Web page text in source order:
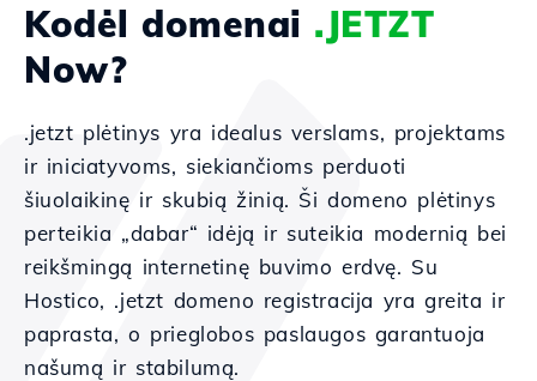
Kodėl domenai .JETZT
Now?
.jetzt plėtinys yra idealus verslams, projektams
ir iniciatyvoms, siekiančioms perduoti
šiuolaikinę ir skubią žinią. Ši domeno plėtinys
perteikia „dabar“ idėją ir suteikia modernią bei
reikšmingą internetinę buvimo erdvę. Su
Hostico, .jetzt domeno registracija yra greita ir
paprasta, o prieglobos paslaugos garantuoja
našumą ir stabilumą.